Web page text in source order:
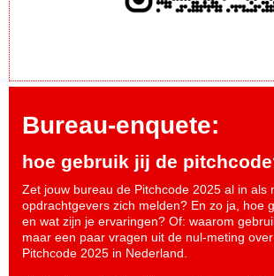
Bureau-enquete:
hoe gebruik jij de
Zet jouw bureau de Pitchcode 2025 al in als
opdrachtgevers zich melden? En zo ja, hoe
en wat zijn je ervaringen? Of: waarom
maar een paar vragen uit de nul-meting
Pitchcode 2025 in Nederland.